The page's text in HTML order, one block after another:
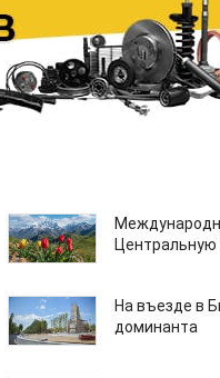
На въезде в
доминанта